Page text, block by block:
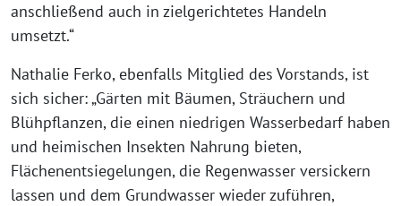
anschließend auch in zielgerichtetes Handeln
umsetzt.“
Nathalie Ferko, ebenfalls Mitglied des Vorstands, ist
sich sicher: „Gärten mit Bäumen, Sträuchern und
Blühpflanzen, die einen niedrigen Wasserbedarf haben
und heimischen Insekten Nahrung bieten,
Flächenentsiegelungen, die Regenwasser versickern
lassen und dem Grundwasser wieder zuführen,